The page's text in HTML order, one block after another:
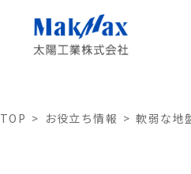
TOP お役立ち情報 軟弱な地